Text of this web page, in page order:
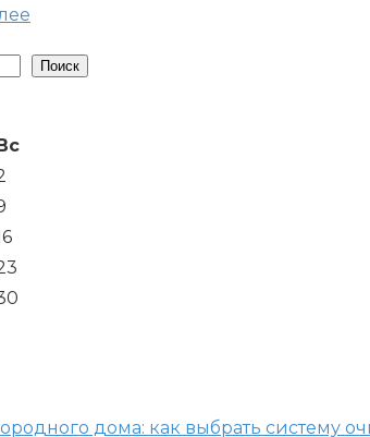
Поиск
дома: как выбрать систему